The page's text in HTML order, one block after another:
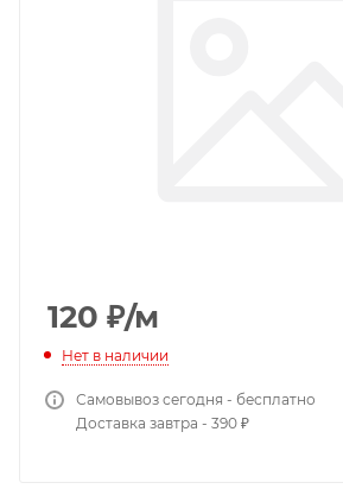
120 ₽/м
Нет в наличии
Самовывоз сегодня - бесплатно
Доставка завтра - 390 ₽